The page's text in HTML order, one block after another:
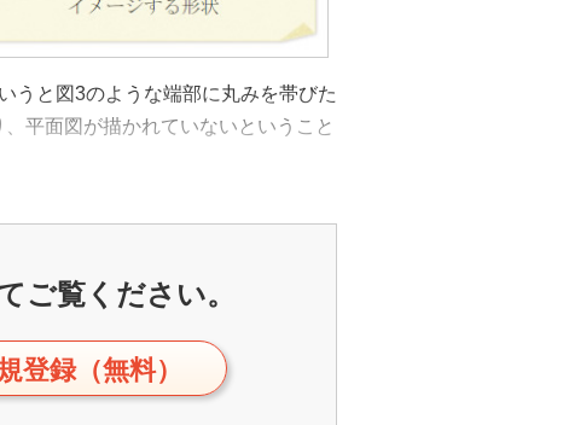
うと図3のような端部に丸みを帯びた
平面図が描かれていないということ
ご覧ください。
登録（無料）